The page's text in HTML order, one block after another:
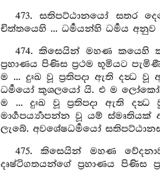
473. සතිපට්ඨානයෝ සතර
චිත්තයෙහි ... ධර්‍මයන්හි ධර්‍මය
474. කිසෙයින් මහණ කයෙහි
ප්‍රහාණය පිණිස ප්‍රථම භූමියට
ම ... දුඃඛ වූ ප්‍රතිපදා ඇති දන්‍ධ
ධර්‍මයෝ කුශලයෝ යි. එ ම
ම ... දුඃඛ වූ ප්‍රතිපදා ඇති
මාර්‍ගපර්‍ය්‍යාපන්න වූ යම්
ලැබේ. අවශේෂධර්‍මයෝ
475. කිසෙයින් මහණ
දෘෂ්ටිගතයන්ගේ ප්‍රහාණය පිණිස